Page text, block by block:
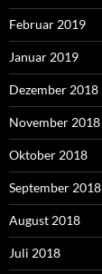
Februar 2019
Januar 2019
Dezember 2018
November 2018
Oktober 2018
September 2018
August 2018
Juli 2018